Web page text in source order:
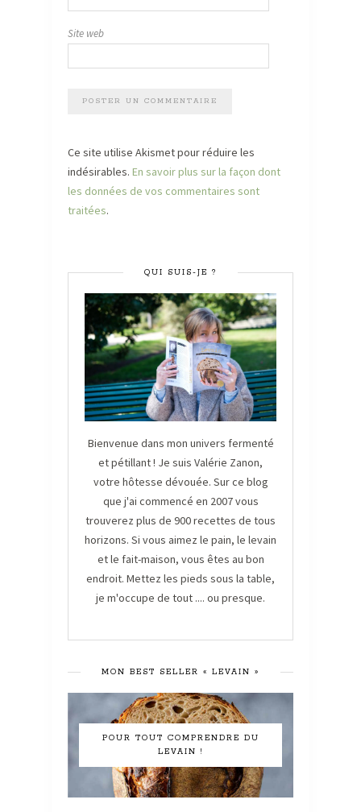
Site web
Ce site utilise Akismet pour réduire les
indésirables. En savoir plus sur la façon dont
les données de vos commentaires sont
traitées.
QUI SUIS-JE ?
Bienvenue dans mon univers fermenté
et pétillant ! Je suis Valérie Zanon,
votre hôtesse dévouée. Sur ce blog
que j'ai commencé en 2007 vous
trouverez plus de 900 recettes de tous
horizons. Si vous aimez le pain, le levain
et le fait-maison, vous êtes au bon
endroit. Mettez les pieds sous la table,
je m'occupe de tout .... ou presque.
MON BEST SELLER « LEVAIN »
POUR TOUT COMPRENDRE DU
LEVAIN !